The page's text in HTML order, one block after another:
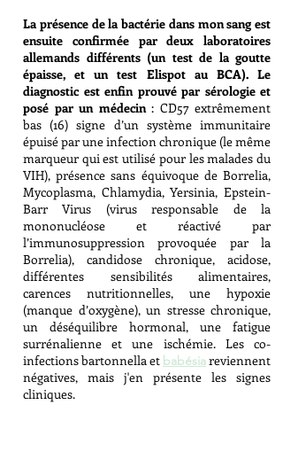
La présence de la bactérie dans mon sang est
ensuite confirmée par deux laboratoires
allemands différents (un test de la goutte
épaisse, et un test Elispot au BCA). Le
diagnostic est enfin prouvé par sérologie et
posé par un médecin : CD57 extrêmement
bas (16) signe d’un système immunitaire
épuisé par une infection chronique (le même
marqueur qui est utilisé pour les malades du
VIH), présence sans équivoque de Borrelia,
Mycoplasma, Chlamydia, Yersinia, Epstein-
Barr Virus (virus responsable de la
mononucléose et réactivé par
l’immunosuppression provoquée par la
Borrelia), candidose chronique, acidose,
différentes sensibilités alimentaires,
carences nutritionnelles, une hypoxie
(manque d’oxygène), un stresse chronique,
un déséquilibre hormonal, une fatigue
surrénalienne et une ischémie. Les co-
infections bartonnella et babésiareviennent
négatives, mais j'en présente les signes
cliniques.